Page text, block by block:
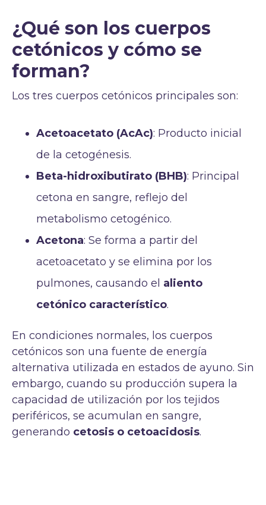
¿Qué son los cuerpos
cetónicos y cómo se
forman?
Los tres cuerpos cetónicos principales son:
Acetoacetato (AcAc): Producto inicial
de la cetogénesis.
Beta-hidroxibutirato (BHB): Principal
cetona en sangre, reflejo del
metabolismo cetogénico.
Acetona: Se forma a partir del
acetoacetato y se elimina por los
pulmones, causando el aliento
cetónico característico.
En condiciones normales, los cuerpos
cetónicos son una fuente de energía
alternativa utilizada en estados de ayuno. Sin
embargo, cuando su producción supera la
capacidad de utilización por los tejidos
periféricos, se acumulan en sangre,
generando cetosis o cetoacidosis.